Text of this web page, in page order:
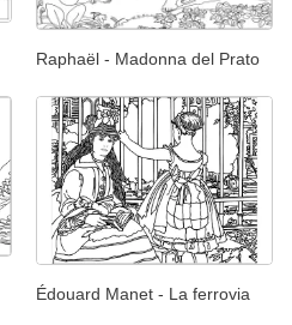
Raphaël - Madonna del Prato
Édouard Manet - La ferrovia